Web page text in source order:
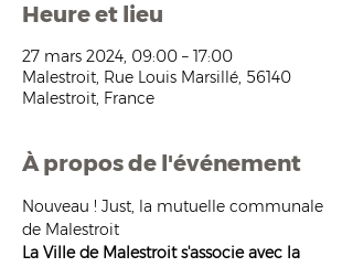
Heure et lieu
27 mars 2024, 09:00 – 17:00
Malestroit, Rue Louis Marsillé, 56140
Malestroit, France
À propos de l'événement
Nouveau ! Just, la mutuelle communale
de Malestroit
La Ville de Malestroit s'associe avec la